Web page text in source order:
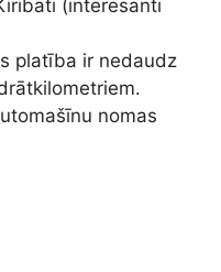
(interesanti
platība ir nedaudz
nomas